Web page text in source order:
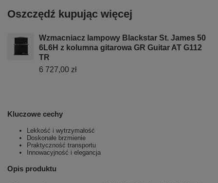
Oszczędź kupując więcej
Wzmacniacz lampowy Blackstar St. James 50
6L6H z kolumna gitarowa GR Guitar AT G112
TR
6 727,00 zł
Kluczowe cechy
Lekkość i wytrzymałość
Doskonałe brzmienie
Praktyczność transportu
Innowacyjność i elegancja
Opis produktu